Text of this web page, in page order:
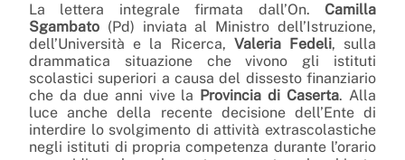
La lettera integrale firmata dall’On. Camilla
Sgambato (Pd) inviata al Ministro dell’Istruzione,
dell’Università e la Ricerca, Valeria Fedeli, sulla
drammatica situazione che vivono gli istituti
scolastici superiori a causa del dissesto finanziario
che da due anni vive la Provincia di Caserta. Alla
luce anche della recente decisione dell’Ente di
interdire lo svolgimento di attività extrascolastiche
negli istituti di propria competenza durante l’orario